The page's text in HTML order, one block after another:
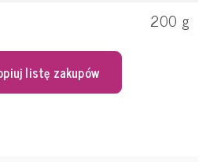
200 g
listę zakupów